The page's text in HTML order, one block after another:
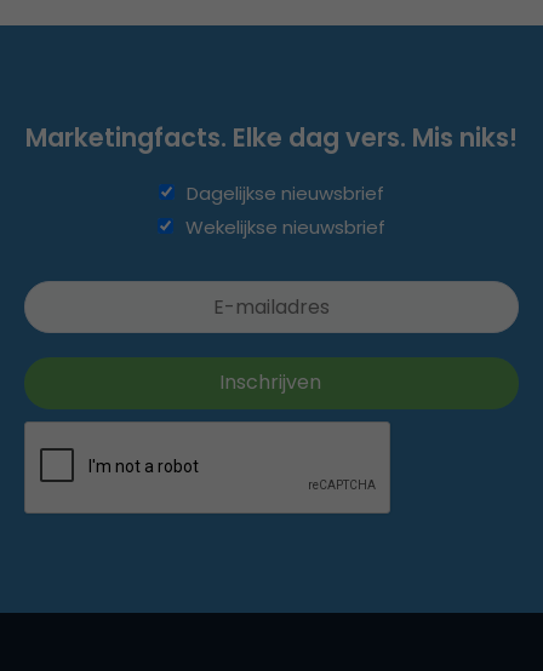
Marketingfacts. Elke dag vers. Mis niks!
Dagelijkse nieuwsbrief
Wekelijkse nieuwsbrief